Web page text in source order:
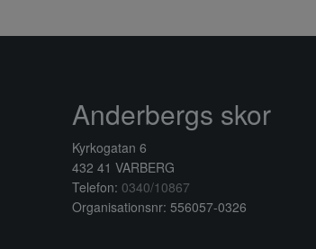
Anderbergs skor
Kyrkogatan 6
432 41 VARBERG
Telefon: 0340/10867
Organisationsnr: 556057-0326